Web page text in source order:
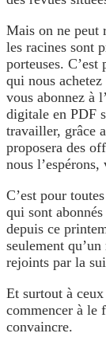
Mais on ne peut
les racines sont
porteuses.
qui nous
vous abonnez à
digitale en PDF
travailler, grâce
proposera des
nous
C’est pour
qui sont
depuis ce
seulement
rejoints par la
Et surtout à
commencer à le
convaincre.